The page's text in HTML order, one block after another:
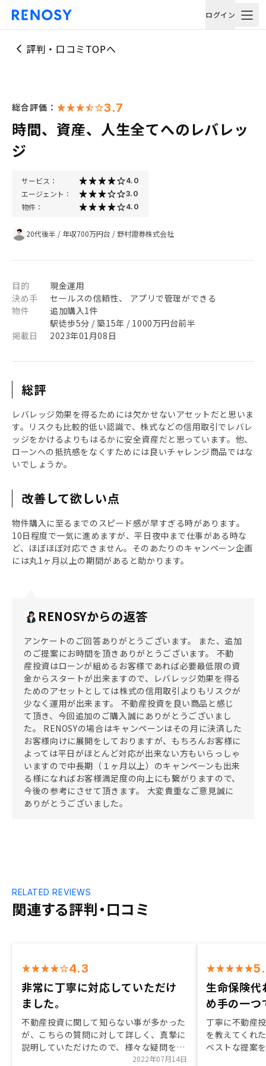
ログイン
評判・口コミTOPへ
総合評価： 3.7
時間、資産、人生全てへのレバレッ
ジ
サービス： 4.0
エージェント： 3.0
物件： 4.0
20代後半 / 年収700万円台 / 野村證券株式会社
目的
現金運用
決め手
セールスの信頼性、 アプリで管理ができる
物件
追加購入1件
駅徒歩5分 / 築15年 / 1000万円台前半
掲載日
2023年01月08日
総評
レバレッジ効果を得るためには欠かせないアセットだと思いま
す。リスクも比較的低い認識で、株式などの信用取引でレバレ
ッジをかけるよりもはるかに安全資産だと思っています。他、
ローンへの抵抗感をなくすためには良いチャレンジ商品ではな
いでしょうか。
改善して欲しい点
物件購入に至るまでのスピード感が早すぎる時があります。
10日程度で一気に進めますが、平日夜中まで仕事がある時な
ど、ほぼほぼ対応できません。そのあたりのキャンペーン企画
には丸1ヶ月以上の期間があると助かります。
RENOSYからの返答
アンケートのご回答ありがとうございます。 また、追加
のご提案にお時間を頂きありがとうございます。 不動
産投資はローンが組めるお客様であれば必要最低限の資
金からスタートが出来ますので、レバレッジ効果を得る
ためのアセットとしては株式の信用取引よりもリスクが
少なく運用が出来ます。 不動産投資を良い商品と感じ
て頂き、今回追加のご購入誠にありがとうございまし
た。 RENOSYの場合はキャンペーンはその月に決済した
お客様向けに展開をしておりますが、もちろんお客様に
よっては平日がほとんど対応が出来ない方もいらっしゃ
いますので中長期（１ヶ月以上）のキャンペーンも出来
る様になればお客様満足度の向上にも繋がりますので、
今後の参考にさせて頂きます。 大変貴重なご意見誠に
ありがとうございました。
関連する評判・口コミ
RELATED REVIEWS
4.3
非常に丁寧に対応していただけ
ました。
不動産投資に関して知らない事が多かった
が、こちらの質問に対して詳しく、真摯に
説明していただけたので、様々な疑問を解
消できました。そのため、購入しようと思
2022年07月14日
生命保険代
め手の一つ
丁寧に不動産
を教えてくれ
ベストな提案